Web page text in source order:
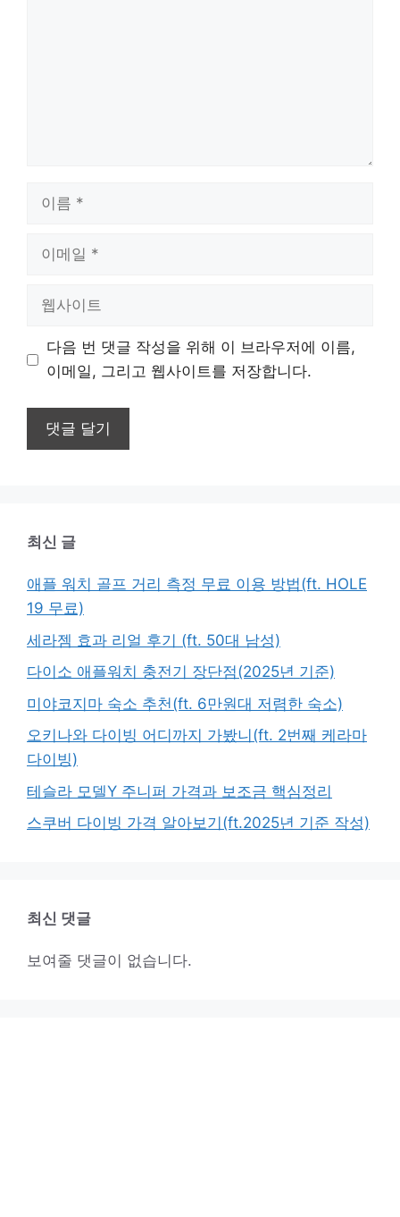
트
다음 번 댓글 작성을 위해 이 브라우저에 이름,
이메일, 그리고 웹사이트를 저장합니다.
최신 글
애플 워치 골프 거리 측정 무료 이용 방법(ft. HOLE
19 무료)
세라젬 효과 리얼 후기 (ft. 50대 남성)
다이소 애플워치 충전기 장단점(2025년 기준)
미야코지마 숙소 추천(ft. 6만원대 저렴한 숙소)
오키나와 다이빙 어디까지 가봤니(ft. 2번째 케라마
다이빙)
테슬라 모델Y 주니퍼 가격과 보조금 핵심정리
스쿠버 다이빙 가격 알아보기(ft.2025년 기준 작성)
최신 댓글
보여줄 댓글이 없습니다.